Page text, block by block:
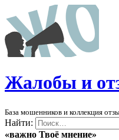
Жалобы и
База мошенников и коллекция
Найти:
«важно Твоё мнение»